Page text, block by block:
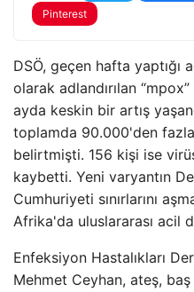
Pinterest
DSÖ, geçen hafta yaptığı
olarak adlandırılan
ayda keskin bir artış
toplamda 90.000'den
belirtmişti. 156 kişi ise
kaybetti. Yeni varyantın
Cumhuriyeti sınırlarını
Afrika'da uluslararası acil
Enfeksiyon Hastalıkları
Mehmet Ceyhan, ateş,